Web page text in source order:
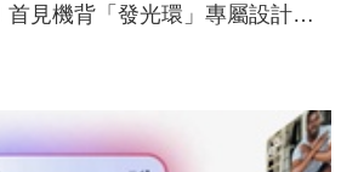
首見機背「發光環」專屬設計、